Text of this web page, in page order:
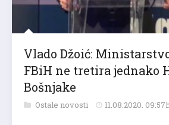
Vlado Džoić:
FBiH ne tretira jednako
Bošnjake
Ostale novosti 11.08.2020. 09:57h